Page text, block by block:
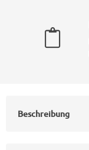
Beschreibung